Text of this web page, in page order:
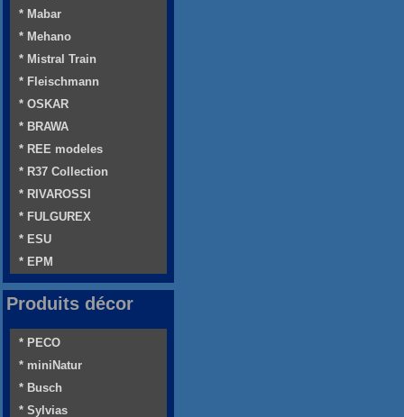
* Mabar
* Mehano
* Mistral Train
* Fleischmann
* OSKAR
* BRAWA
* REE modeles
* R37 Collection
* RIVAROSSI
* FULGUREX
* ESU
* EPM
Produits décor
* PECO
* miniNatur
* Busch
* Sylvias